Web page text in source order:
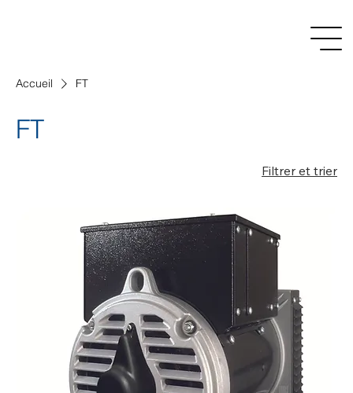
Accueil FT
FT
Filtrer et trier